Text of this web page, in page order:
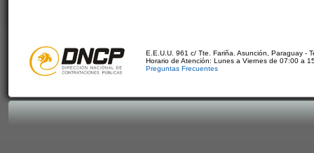
E.E.U.U. 961 c/ Tte. Fariña. Asunción, Paraguay -
Horario de Atención: Lunes a Viernes de 07:00 a
Preguntas Frecuentes